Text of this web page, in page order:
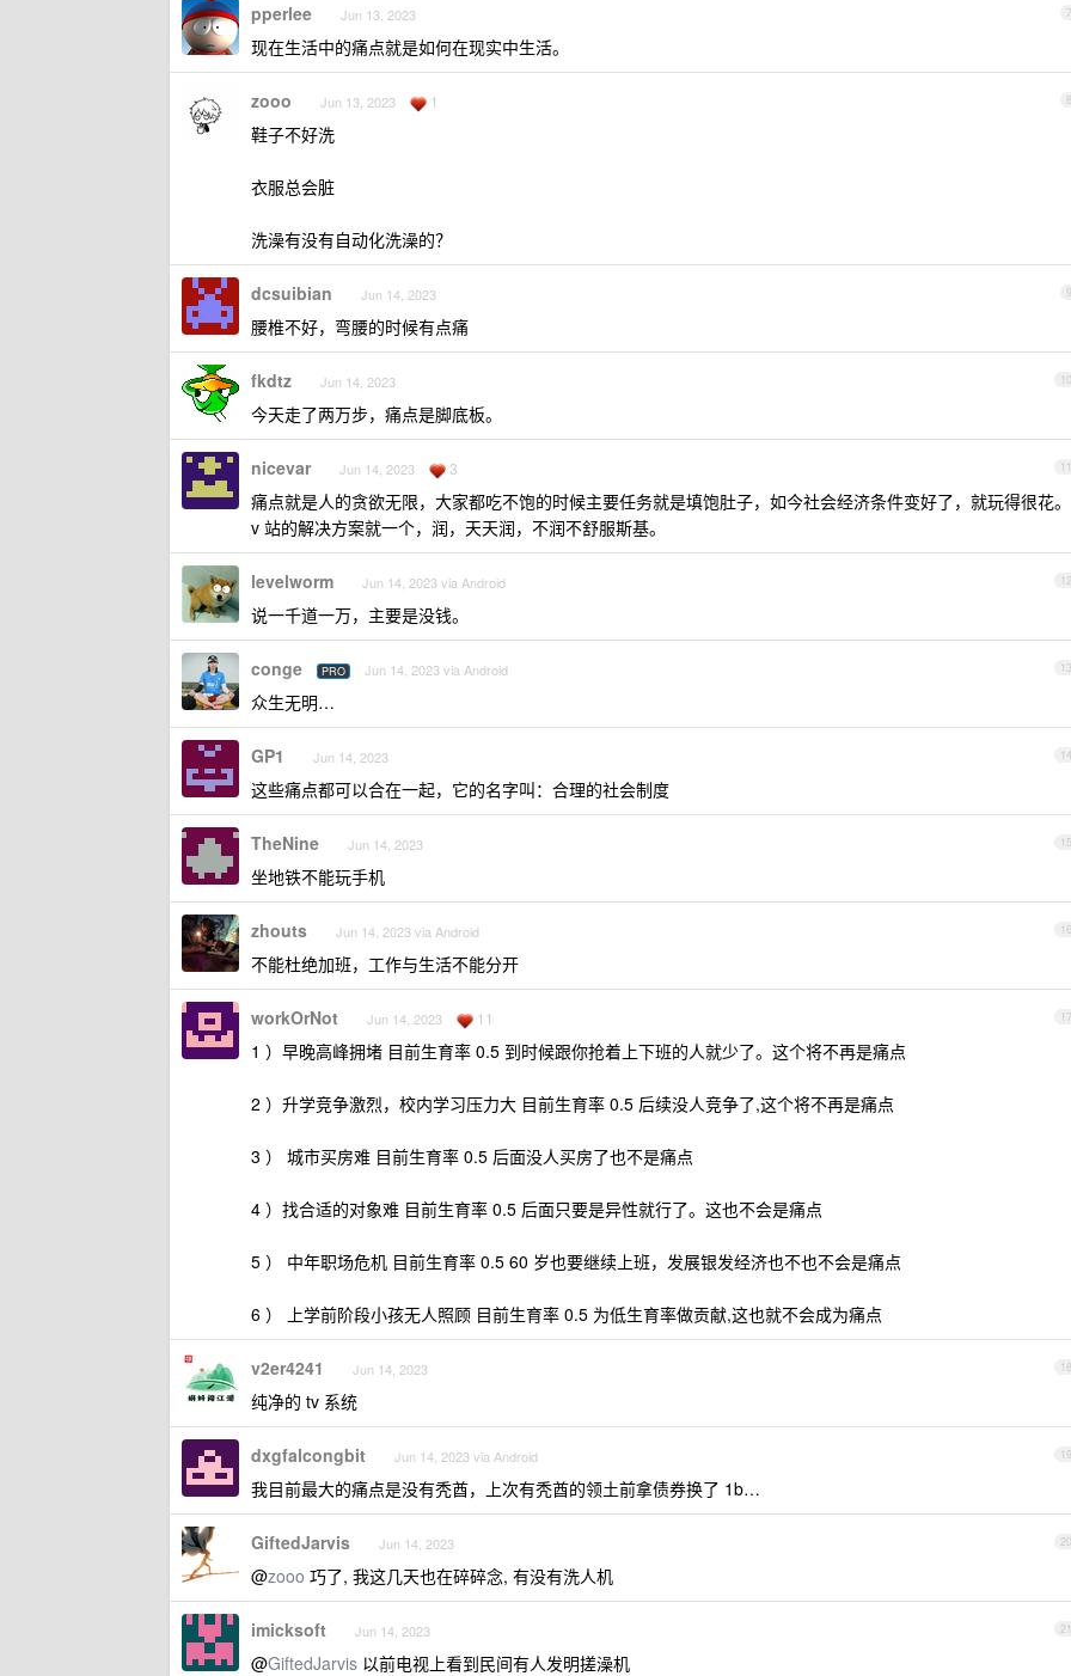
7
pperlee Jun 13, 2023
现在生活中的痛点就是如何在现实中生活。
8
zooo Jun 13, 2023 1
鞋子不好洗
衣服总会脏
洗澡有没有自动化洗澡的？
9
dcsuibian Jun 14, 2023
腰椎不好，弯腰的时候有点痛
10
fkdtz Jun 14, 2023
今天走了两万步，痛点是脚底板。
11
nicevar Jun 14, 2023 3
痛点就是人的贪欲无限，大家都吃不饱的时候主要任务就是填饱肚子，如今社会经济条件变好了，就玩得很花。
v 站的解决方案就一个，润，天天润，不润不舒服斯基。
12
levelworm Jun 14, 2023 via Android
说一千道一万，主要是没钱。
13
conge PRO Jun 14, 2023 via Android
众生无明…
14
GP1 Jun 14, 2023
这些痛点都可以合在一起，它的名字叫：合理的社会制度
15
TheNine Jun 14, 2023
坐地铁不能玩手机
16
zhouts Jun 14, 2023 via Android
不能杜绝加班，工作与生活不能分开
17
workOrNot Jun 14, 2023 11
1 ）早晚高峰拥堵 目前生育率 0.5 到时候跟你抢着上下班的人就少了。这个将不再是痛点
2 ）升学竞争激烈，校内学习压力大 目前生育率 0.5 后续没人竞争了,这个将不再是痛点
3 ） 城市买房难 目前生育率 0.5 后面没人买房了也不是痛点
4 ）找合适的对象难 目前生育率 0.5 后面只要是异性就行了。这也不会是痛点
5 ） 中年职场危机 目前生育率 0.5 60 岁也要继续上班，发展银发经济也不也不会是痛点
6 ） 上学前阶段小孩无人照顾 目前生育率 0.5 为低生育率做贡献,这也就不会成为痛点
18
v2er4241 Jun 14, 2023
纯净的 tv 系统
19
dxgfalcongbit Jun 14, 2023 via Android
我目前最大的痛点是没有秃酋，上次有秃酋的领土前拿债券换了 1b…
20
GiftedJarvis Jun 14, 2023
@zooo 巧了, 我这几天也在碎碎念, 有没有洗人机
21
imicksoft Jun 14, 2023
@GiftedJarvis 以前电视上看到民间有人发明搓澡机